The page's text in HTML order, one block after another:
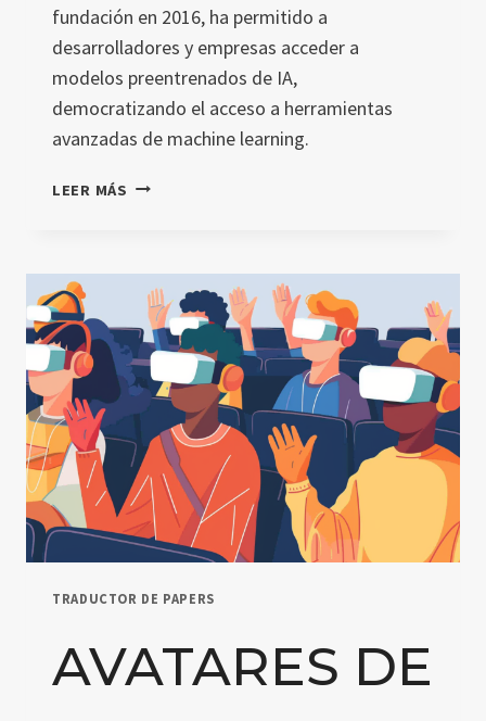
fundación en 2016, ha permitido a
desarrolladores y empresas acceder a
modelos preentrenados de IA,
democratizando el acceso a herramientas
avanzadas de machine learning.
LEER MÁS ¿QUÉ
PLATAFORMA
DE
IA
PARA
NLP
MACHINE
LEARNING
TRADUCTOR DE PAPERS
AVATARES DE